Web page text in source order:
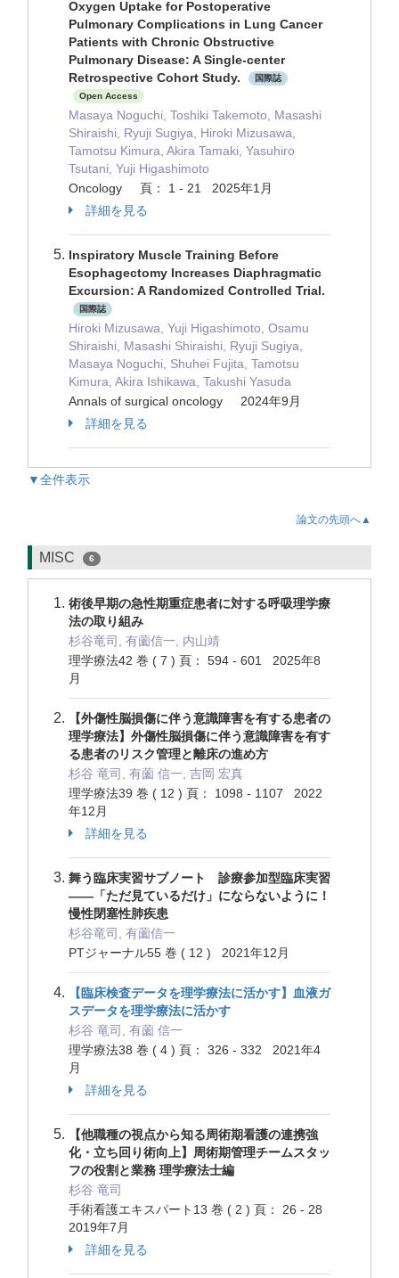
Oxygen Uptake for Postoperative
Pulmonary Complications in Lung Cancer
Patients with Chronic Obstructive
Pulmonary Disease: A Single-center
Retrospective Cohort Study.
国際誌
Open Access
Masaya Noguchi, Toshiki Takemoto, Masashi
Shiraishi, Ryuji Sugiya, Hiroki Mizusawa,
Tamotsu Kimura, Akira Tamaki, Yasuhiro
Tsutani, Yuji Higashimoto
Oncology 頁： 1 - 21 2025年1月
詳細を見る
Inspiratory Muscle Training Before
Esophagectomy Increases Diaphragmatic
Excursion: A Randomized Controlled Trial.
国際誌
Hiroki Mizusawa, Yuji Higashimoto, Osamu
Shiraishi, Masashi Shiraishi, Ryuji Sugiya,
Masaya Noguchi, Shuhei Fujita, Tamotsu
Kimura, Akira Ishikawa, Takushi Yasuda
Annals of surgical oncology 2024年9月
詳細を見る
▼全件表示
論文の先頭へ▲
MISC 6
術後早期の急性期重症患者に対する呼吸理学療
法の取り組み
杉谷竜司, 有薗信一, 内山靖
理学療法42 巻 ( 7 ) 頁： 594 - 601 2025年8
月
【外傷性脳損傷に伴う意識障害を有する患者の
理学療法】外傷性脳損傷に伴う意識障害を有す
る患者のリスク管理と離床の進め方
杉谷 竜司, 有薗 信一, 吉岡 宏真
理学療法39 巻 ( 12 ) 頁： 1098 - 1107 2022
年12月
詳細を見る
舞う臨床実習サブノート 診療参加型臨床実習
――「ただ見ているだけ」にならないように！
慢性閉塞性肺疾患
杉谷竜司, 有薗信一
PTジャーナル55 巻 ( 12 ) 2021年12月
【臨床検査データを理学療法に活かす】血液ガ
スデータを理学療法に活かす
杉谷 竜司, 有薗 信一
理学療法38 巻 ( 4 ) 頁： 326 - 332 2021年4
月
詳細を見る
【他職種の視点から知る周術期看護の連携強
化・立ち回り術向上】周術期管理チームスタッ
フの役割と業務 理学療法士編
杉谷 竜司
手術看護エキスパート13 巻 ( 2 ) 頁： 26 - 28
2019年7月
詳細を見る